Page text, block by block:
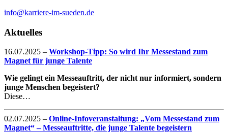
info@karriere-im-sueden.de
Aktuelles
16.07.2025 – Workshop-Tipp: So wird Ihr Messestand zum
Magnet für junge Talente
Wie gelingt ein Messeauftritt, der nicht nur informiert, sondern
junge Menschen begeistert?
Diese…
02.07.2025 – Online-Infoveranstaltung: „Vom Messestand zum
Magnet“ – Messeauftritte, die junge Talente begeistern